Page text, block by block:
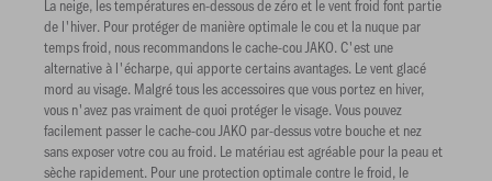
La neige, les températures en-dessous de zéro et le vent froid font partie
de l'hiver. Pour protéger de manière optimale le cou et la nuque par
temps froid, nous recommandons le cache-cou JAKO. C'est une
alternative à l'écharpe, qui apporte certains avantages. Le vent glacé
mord au visage. Malgré tous les accessoires que vous portez en hiver,
vous n'avez pas vraiment de quoi protéger le visage. Vous pouvez
facilement passer le cache-cou JAKO par-dessus votre bouche et nez
sans exposer votre cou au froid. Le matériau est agréable pour la peau et
sèche rapidement. Pour une protection optimale contre le froid, le